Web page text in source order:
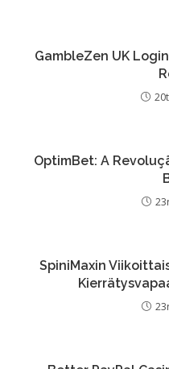
GambleZen UK
OptimBet: A
SpiniMaxin